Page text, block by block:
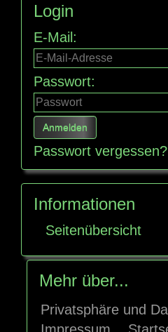
Login
E-Mail:
Passwort:
Passwort vergessen?
Informationen
Seitenübersicht
Mehr über...
Privatsphäre und